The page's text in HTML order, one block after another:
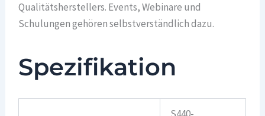
Qualitätsherstellers. Events, Webinare und
Schulungen gehören selbstverständlich dazu.
Spezifikation